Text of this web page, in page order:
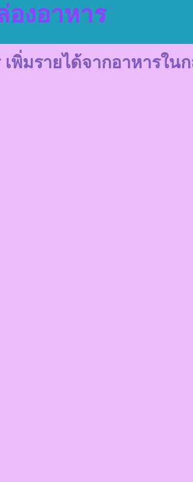
องอาหาร
พิ่มรายได้จากอาหารใน